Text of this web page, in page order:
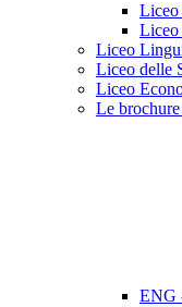
Liceo
Liceo
Liceo
Liceo delle
Liceo
Le
ENG